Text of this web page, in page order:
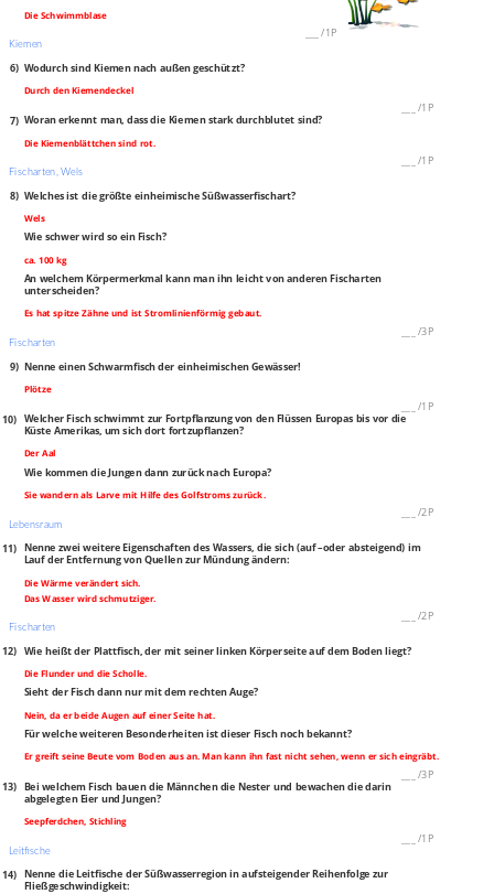
Die Schwimmblase
/1P
Kiemen
6) Wodurch sind Kiemen nach außen geschützt?
Durch den Kiemendeckel
/1P
7) Woran erkennt man, dass die Kiemen stark durchblutet sind?
Die Kiemenblättchen sind rot.
/1P
Fischarten, Wels
8) Welches ist die größte einheimische Süßwasserfischart?
Wels
Wie schwer wird so ein Fisch?
ca. 100 kg
An welchem Körpermerkmal kann man ihn leicht von anderen Fischarten
unterscheiden?
Es hat spitze Zähne und ist Stromlinienförmig gebaut.
/3P
Fischarten
9) Nenne einen Schwarmfisch der einheimischen Gewässer!
Plötze
/1P
10) Welcher Fisch schwimmt zur Fortpflanzung von den Flüssen Europas bis vor die
Küste Amerikas, um sich dort fortzupflanzen?
Der Aal
Wie kommen die Jungen dann zurück nach Europa?
Sie wandern als Larve mit Hilfe des Golfstroms zurück.
/2P
Lebensraum
11)
Nenne zwei weitere Eigenschaften des Wassers, die sich (auf –oder absteigend) im
Lauf der Entfernung von Quellen zur Mündung ändern:
Die Wärme verändert sich.
Das Wasser wird schmutziger.
/2P
Fischarten
12) Wie heißt der Plattfisch, der mit seiner linken Körperseite auf dem Boden liegt?
Die Flunder und die Scholle.
Sieht der Fisch dann nur mit dem rechten Auge?
Nein, da er beide Augen auf einer Seite hat.
Für welche weiteren Besonderheiten ist dieser Fisch noch bekannt?
Er greift seine Beute vom Boden aus an. Man kann ihn fast nicht sehen, wenn er sich eingräbt.
/3P
13) Bei welchem Fisch bauen die Männchen die Nester und bewachen die darin
abgelegten Eier und Jungen?
Seepferdchen, Stichling
/1P
Leitfische
14) Nenne die Leitfische der Süßwasserregion in aufsteigender Reihenfolge zur
Fließgeschwindigkeit: